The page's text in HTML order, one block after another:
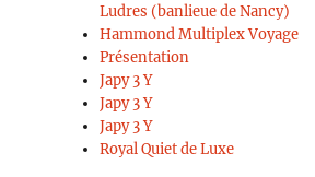
Ludres (banlieue de Nancy)
Hammond Multiplex Voyage
Présentation
Japy 3 Y
Japy 3 Y
Japy 3 Y
Royal Quiet de Luxe